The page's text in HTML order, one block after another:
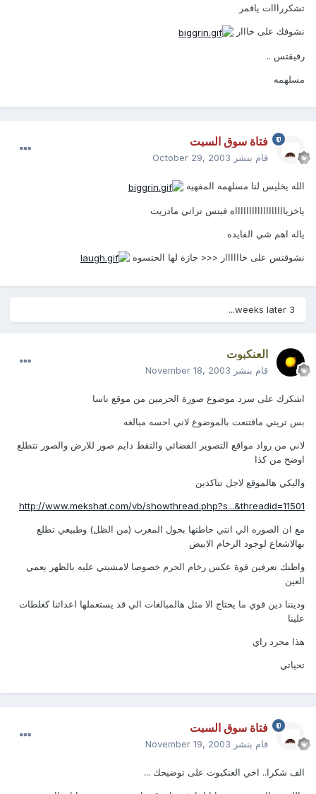
تشكررااات ياقمر
نشوفك على خااار
رفيقتس ..
مسلهمه
فتاة سوق السبت
قام بنشر October 29, 2003
الله يخليس لنا مسلهمه المفهيه
ياخزيااااااااااااااااااه فيتس تراني مادريت
ياله اهم شي الفايده
نشوفتس على خاااااار <<< جازة لها الحتسوه
3 weeks later...
العنكبوت
قام بنشر November 18, 2003
اشكرك على سرد موضوع صورة الحرمين من موقع ناسا
بس تريني ماقتنعت بالموضوع لاني احسه مبالغه
لاني من رواد مواقع التصوير الفضائي والتقط دايم صور للارض والصور تتطلع
اوضح من كذا
واليكي هالموقع لاجل تتاكدين
http://www.mekshat.com/vb/showthread.php?s...&threadid=11501
مع ان الصوره الي انتي حاطتها بحول المغرب (من الظل) وطبيعي تطلع
بهالاشعاع لوجود الرخام الابيض
واظنك تعرفين قوة عكس رخام الحرم خصوصا لامشيتي عليه بالظهر يعمي
العين
وديننا دين قوي ما يحتاج الا مثل هالمبالغات الي قد يستعملها اعدائنا كغلطات
علينا
هذا مجرد راي
تحياتي
فتاة سوق السبت
قام بنشر November 19, 2003
الف شكرا.. اخي العنكبوت على توضيحك ...